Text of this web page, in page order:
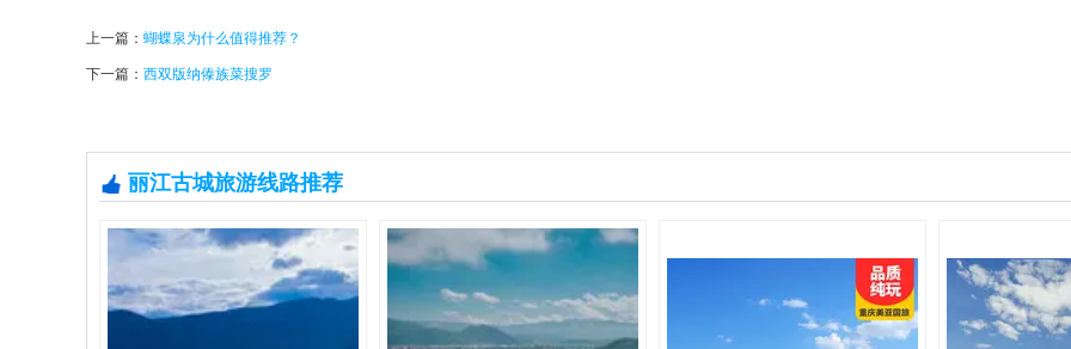
上一篇： 蝴蝶泉为什么值得推荐？
下一篇： 西双版纳傣族菜搜罗
丽江古城旅游线路推荐